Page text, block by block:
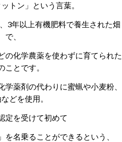
トン」という言葉。
3年以上有機肥料で養生された畑
で、
の化学農薬を使わずに育てられた
ことです。
薬剤の代わりに蜜蝋や小麦粉、
どを使用。
定を受けて初めて
を名乗ることができるという、